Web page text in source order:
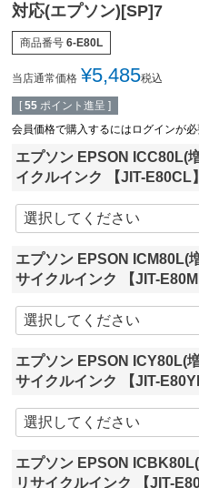
対応(エプソン)[SP]7
商品番号 6-E80L
当店通常価格 ¥5,485税込
[ 55 ポイント進呈 ]
会員価格で購入するにはログインが必
エプソン EPSON
イクルインク 【JIT-E80CL
エプソン EPSON
サイクルインク 【JIT-
エプソン EPSON ICY80L(
サイクルインク 【JIT-
エプソン EPSON
リサイクルインク 【JIT-